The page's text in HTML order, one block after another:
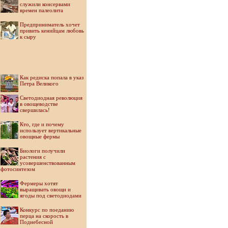
служили консервами
времен палеолита
Предприниматель хочет
привить кенийцам любовь
к сыру
Как редиска попала в указ
Петра Великого
Светодиодная революция
в овощеводстве
свершилась!
Кто, где и почему
использует вертикальные
овощные фермы
Биологи получили
растения с
усовершенствованным
фотосинтезом
Фермеры хотят
выращивать овощи и
ягоды под светодиодами
Конкурс по поеданию
перца на скорость в
Поднебесной